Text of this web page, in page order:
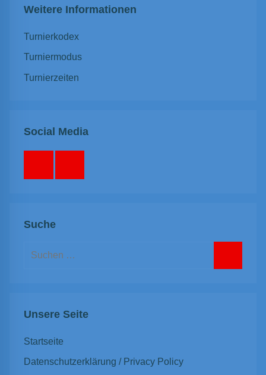
Weitere Informationen
Turnierkodex
Turniermodus
Turnierzeiten
Social Media
Suche
Suchen
Unsere Seite
Startseite
Datenschutzerklärung / Privacy Policy